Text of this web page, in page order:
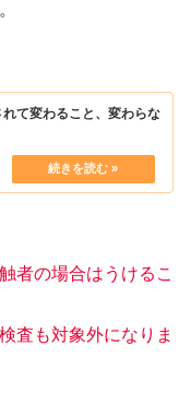
て変わること、変わらな
者の場合はうけるこ
査も対象外になりま